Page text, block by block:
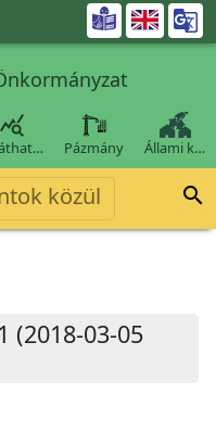


Pázmány Állami k…
közül 
(2018-03-05